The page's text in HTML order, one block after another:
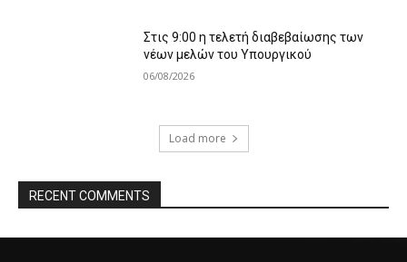
Στις 9:00 η τελετή διαβεβαίωσης των
νέων μελών του Υπουργικού
06/08/2026
Load more
RECENT COMMENTS